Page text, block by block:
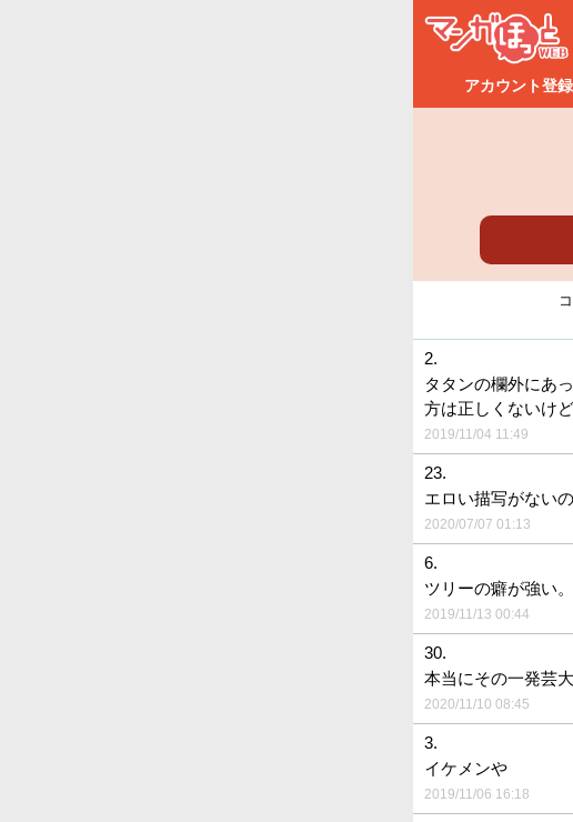
アカウント登録
2.
タタンの欄外にあ
方は正しくないけ
2019/11/04 11:49
23.
エロい描写がない
2020/07/07 01:13
6.
ツリーの癖が強い。
2019/11/13 00:44
30.
本当にその一発芸
2020/11/10 08:45
3.
イケメンや
2019/11/06 16:18